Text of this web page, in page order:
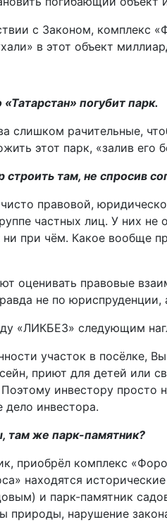
с Законом,
в этот объект
погубит парк.
слишком рачительные,
этот парк, «залив его
там, не спросив
правовой,
частных лиц. У них не
при чём. Какое вообще
оценивать правовые
не по юриспруденции,
«ЛИКБЕЗ» следующим
участок в посёлке,
приют для детей или
инвестору просто
дело инвестора.
там же парк-памятник?
приобрёл комплекс
находятся
и парк-памятник
природы, нарушение